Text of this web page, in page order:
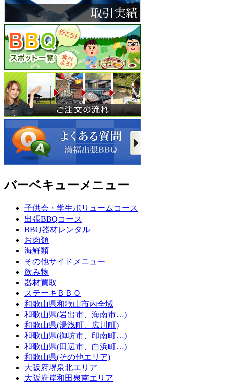
バーベキューメニュー
子供会・学生ボリュームコース
出張BBQコース
BBQ器材レンタル
お肉類
海鮮類
その他サイドメニュー
飲み物
器材買取
ステーキＢＢＱ
和歌山県和歌山市内全域
和歌山県(岩出市、海南市…)
和歌山県(湯浅町、広川町)
和歌山県(御坊市、印南町…)
和歌山県(田辺市、白浜町…)
和歌山県(その他エリア)
大阪府堺泉北エリア
大阪府岸和田泉南エリア